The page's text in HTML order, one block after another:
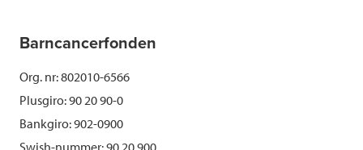
Barncancerfonden
Org. nr: 802010-6566
Plusgiro: 90 20 90-0
Bankgiro: 902-0900